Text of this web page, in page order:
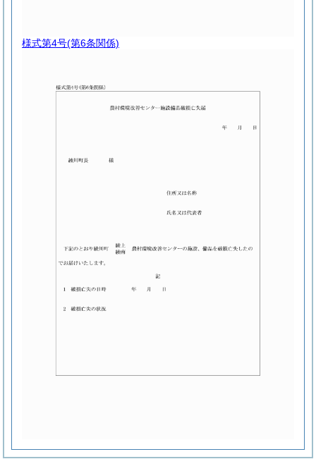
様式第4号(第6条関係)